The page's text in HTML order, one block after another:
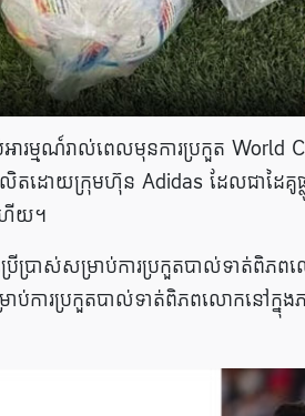
រម្មណ៍រាល់ពេលមុនការប្រកួត World
ដោយក្រុមហ៊ុន Adidas ដែលជាដៃគូផ្លូវ
ើយ។
ើប្រាស់សម្រាប់ការប្រកួតបាល់ទាត់ពិភ
ការប្រកួតបាល់ទាត់ពិភពលោកនៅក្នុងភ